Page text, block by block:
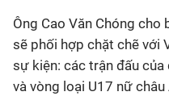
Ông Cao Văn Chóng
sẽ phối hợp chặt chẽ với
sự kiện: các trận đấu của
và vòng loại U17 nữ